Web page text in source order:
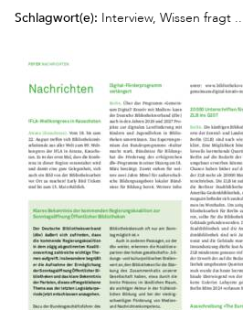
Schlagwort(e): Interview, Wissen fragt